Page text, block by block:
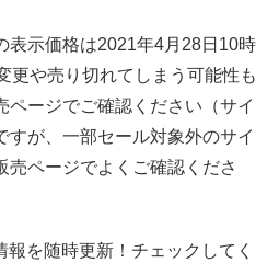
表示価格は2021年4月28日10時
更や売り切れてしまう可能性も
ページでご確認ください（サイ
すが、一部セール対象外のサイ
売ページでよくご確認くださ
報を随時更新！チェックしてく